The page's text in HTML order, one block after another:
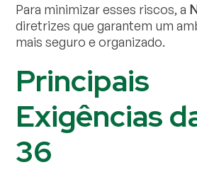
Para minimizar esses riscos, a
diretrizes que garantem um
mais seguro e organizado.
Principais
Exigências
36